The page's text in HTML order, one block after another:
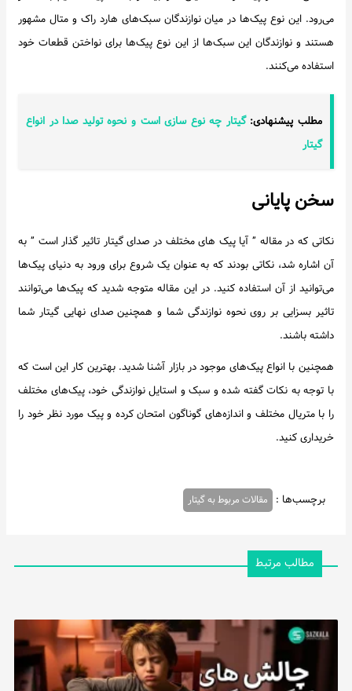
می‌رود. این نوع پیک‌ها در میان نوازندگان سبک‌های هارد راک و متال مشهور
هستند و نوازندگان این سبک‌ها از این نوع پیک‌ها برای نواختن قطعات خود
استفاده می‌کنند.
مطلب پیشنهادی: گیتار چه نوع سازی است و نحوه تولید صدا در انواع
گیتار
سخن پایانی
نکاتی که در مقاله ” آیا پیک های مختلف در صدای گیتار تاثیر گذار است ” به
آن اشاره شد، نکاتی بودند که به عنوان یک شروع برای ورود به دنیای پیک‌ها
می‌توانید از آن استفاده کنید. در این مقاله متوجه شدید که پیک‌ها می‌توانند
تاثیر بسزایی بر روی نحوه نوازندگی شما و همچنین صدای نهایی گیتار شما
داشته باشند.
همچنین با انواع پیک‌های موجود در بازار آشنا شدید. بهترین کار این است که
با توجه به نکات گفته شده و سبک و استایل نوازندگی خود، پیک‌های مختلف
را با متریال مختلف و اندازه‌های گوناگون امتحان کرده و پیک مورد نظر خود را
خریداری کنید.
برچسب‌ها : مقالات مربوط به گیتار
مطالب مرتبط